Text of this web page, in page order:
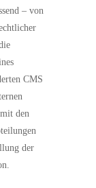
– von
CMS
den
der